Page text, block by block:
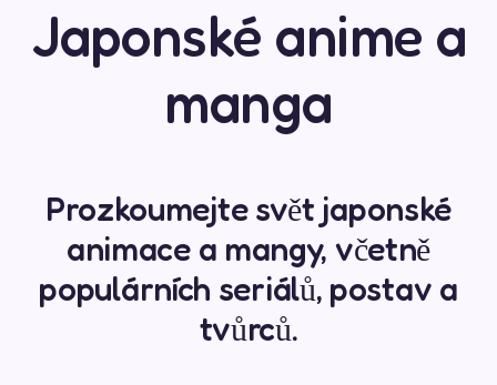
Japonské anime a
manga
Prozkoumejte svět japonské
animace a mangy, včetně
populárních seriálů, postav a
tvůrců.